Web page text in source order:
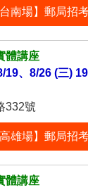
南場】郵局招
體講座
19、8/26 (三)
332號
雄場】郵局招
體講座